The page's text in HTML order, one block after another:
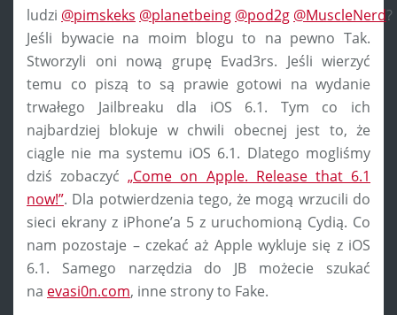
ludzi @pimskeks @planetbeing @pod2g @MuscleNerd?
Jeśli bywacie na moim blogu to na pewno Tak.
Stworzyli oni nową grupę Evad3rs. Jeśli wierzyć
temu co piszą to są prawie gotowi na wydanie
trwałego Jailbreaku dla iOS 6.1. Tym co ich
najbardziej blokuje w chwili obecnej jest to, że
ciągle nie ma systemu iOS 6.1. Dlatego mogliśmy
dziś zobaczyć„Come on Apple. Release that 6.1
now!”. Dla potwierdzenia tego, że mogą wrzucili do
sieci ekrany z iPhone’a 5 z uruchomioną Cydią. Co
nam pozostaje – czekać aż Apple wykluje się z iOS
6.1. Samego narzędzia do JB możecie szukać
na evasi0n.com, inne strony to Fake.